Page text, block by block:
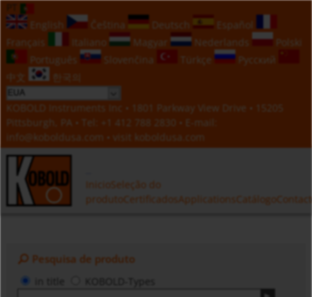
English
Čeština Deutsch
Español
Français
Italiano Magyar Nederlands
Polski
Português
Slovenčina Türkçe
Русский
中文
한국의
KOBOLD Instruments Inc • 1801 Parkway View Drive • 15205
Pittsburgh, PA • Tel:
+1 412 788 2830 • E-mail:
info@koboldusa.com • visit koboldusa.com
Inicio Seleção do
produtoCertificadosApplications Catálogo
Pesquisa de produto
KOBOLD-Types